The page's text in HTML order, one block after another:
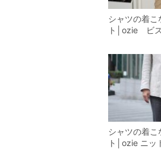
シャツの着こ
ト│ozie ビ
シャツの着こ
ト│ozie ニッ